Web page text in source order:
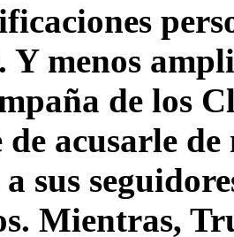
Y menos
de los
acusarle
sus
Mientras,